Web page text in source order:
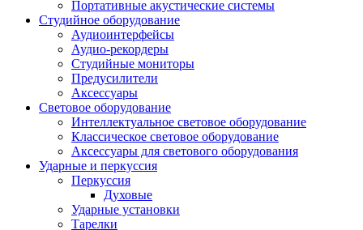
Портативные акустические системы
Студийное оборудование
Аудиоинтерфейсы
Аудио-рекордеры
Студийные мониторы
Предусилители
Аксессуары
Световое оборудование
Интеллектуальное световое оборудование
Классическое световое оборудование
Аксессуары для светового оборудования
Ударные и перкуссия
Перкуссия
Духовые
Ударные установки
Тарелки